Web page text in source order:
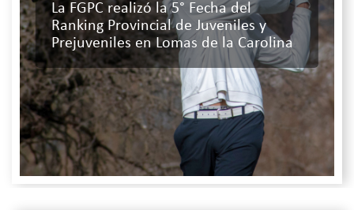
La FGPC realizó la 5° Fecha del
Ranking Provincial de Juveniles y
Prejuveniles en Lomas de la Carolina